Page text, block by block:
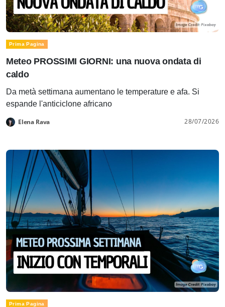
Prima Pagina
Meteo PROSSIMI GIORNI: una nuova ondata di
caldo
Da metà settimana aumentano le temperature e afa. Si
espande l'anticiclone africano
Elena Rava 28/07/2026
Prima Pagina